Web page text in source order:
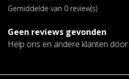
Gemiddelde van 0 review(s)
Geen reviews gevonden
Help ons en andere klanten